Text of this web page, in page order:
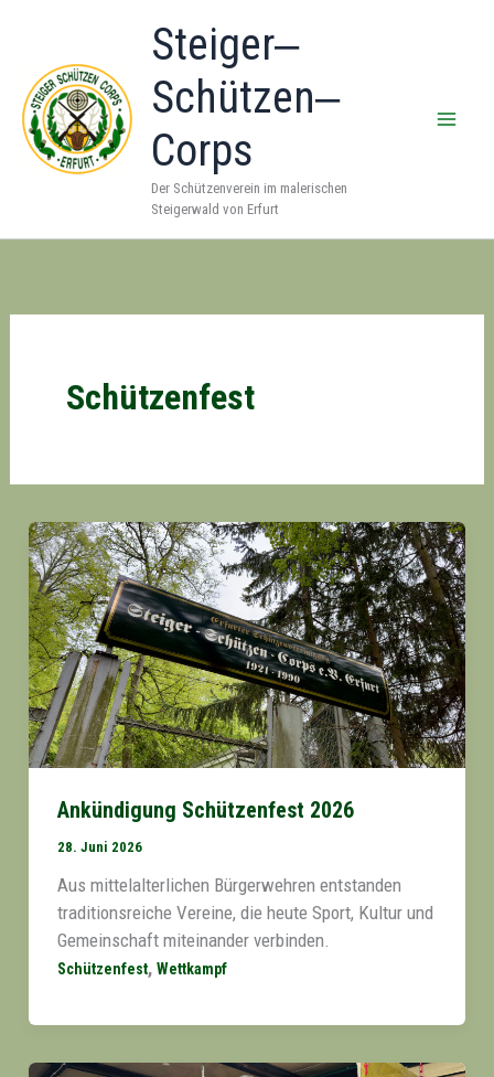
springen
Steiger‒
Schützen‒
Corps
Der Schützenverein im malerischen
Steigerwald von Erfurt
Schützenfest
Ankündigung Schützenfest 2026
28. Juni 2026
Aus mittelalterlichen Bürgerwehren entstanden
traditionsreiche Vereine, die heute Sport, Kultur und
Gemeinschaft miteinander verbinden.
Schützenfest, Wettkampf